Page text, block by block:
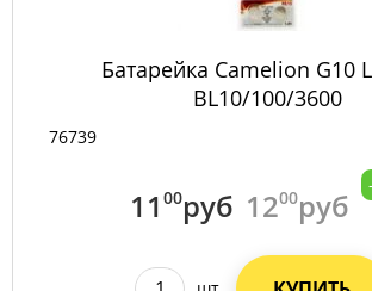
Батарейка Camelion G10
BL10/100/3600
76739
11 00руб 1200руб